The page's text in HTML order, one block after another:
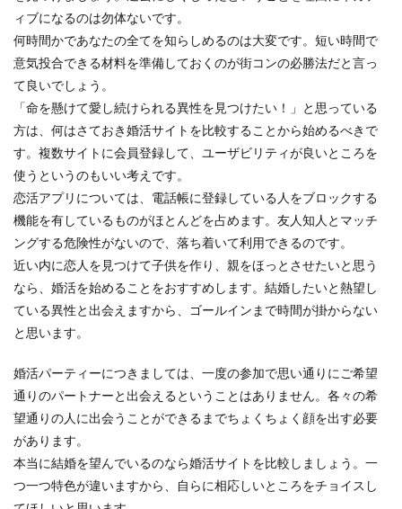
ィブになるのは勿体ないです。
何時間かであなたの全てを知らしめるのは大変です。短い時間で
意気投合できる材料を準備しておくのが街コンの必勝法だと言っ
て良いでしょう。
「命を懸けて愛し続けられる異性を見つけたい！」と思っている
方は、何はさておき婚活サイトを比較することから始めるべきで
す。複数サイトに会員登録して、ユーザビリティが良いところを
使うというのもいい考えです。
恋活アプリについては、電話帳に登録している人をブロックする
機能を有しているものがほとんどを占めます。友人知人とマッチ
ングする危険性がないので、落ち着いて利用できるのです。
近い内に恋人を見つけて子供を作り、親をほっとさせたいと思う
なら、婚活を始めることをおすすめします。結婚したいと熱望し
ている異性と出会えますから、ゴールインまで時間が掛からない
と思います。
婚活パーティーにつきましては、一度の参加で思い通りにご希望
通りのパートナーと出会えるということはありません。各々の希
望通りの人に出会うことができるまでちょくちょく顔を出す必要
があります。
本当に結婚を望んでいるのなら婚活サイトを比較しましょう。一
つ一つ特色が違いますから、自らに相応しいところをチョイスし